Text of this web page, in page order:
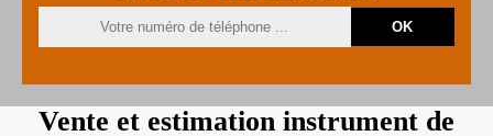
Vente et estimation instrument de